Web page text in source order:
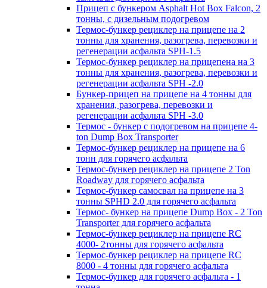
Прицеп с бункером Asphalt Hot Box Falcon, 2
тонны, с дизельным подогревом
Термос-бункер рециклер на прицепе на 2
тонны для хранения, разогрева, перевозки и
регенерации асфальта SPH-1.5
Термос-бункер рециклер на прицепена на 3
тонны для хранения, разогрева, перевозки и
регенерации асфальта SPH -2.0
Бункер-прицеп на прицепе на 4 тонны для
хранения, разогрева, перевозки и
регенерации асфальта SPH -3.0
Термос - бункер с подогревом на прицепе 4-
ton Dump Box Transporter
Термос-бункер рециклер на прицепе на 6
тонн для горячего асфальта
Термос-бункер рециклер на прицепе 2 Ton
Roadway для горячего асфальта
Термос-бункер самосвал на прицепе на 3
тонны SPHD 2.0 для горячего асфальта
Термос- бункер на прицепе Dump Box - 2 Ton
Transporter для горячего асфальта
Термос-бункер рециклер на прицепе RC
4000- 2тонны для горячего асфальта
Термос-бункер рециклер на прицепе RC
8000 - 4 тонны для горячего асфальта
Термос-бункер для горячего асфальта - 1